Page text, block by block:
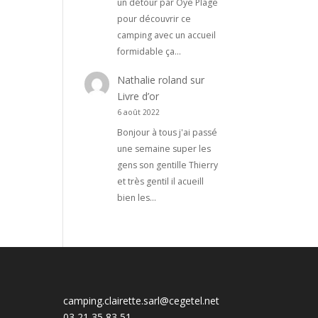
un détour par Oye Plage
pour découvrir ce
camping avec un accueil
formidable ça…
Nathalie roland sur
Livre d’or
6 août 2022
Bonjour à tous j'ai passé
une semaine super les
gens son gentille Thierry
et très gentil il acueill
bien les…
camping.clairette.sarl@cegetel.net